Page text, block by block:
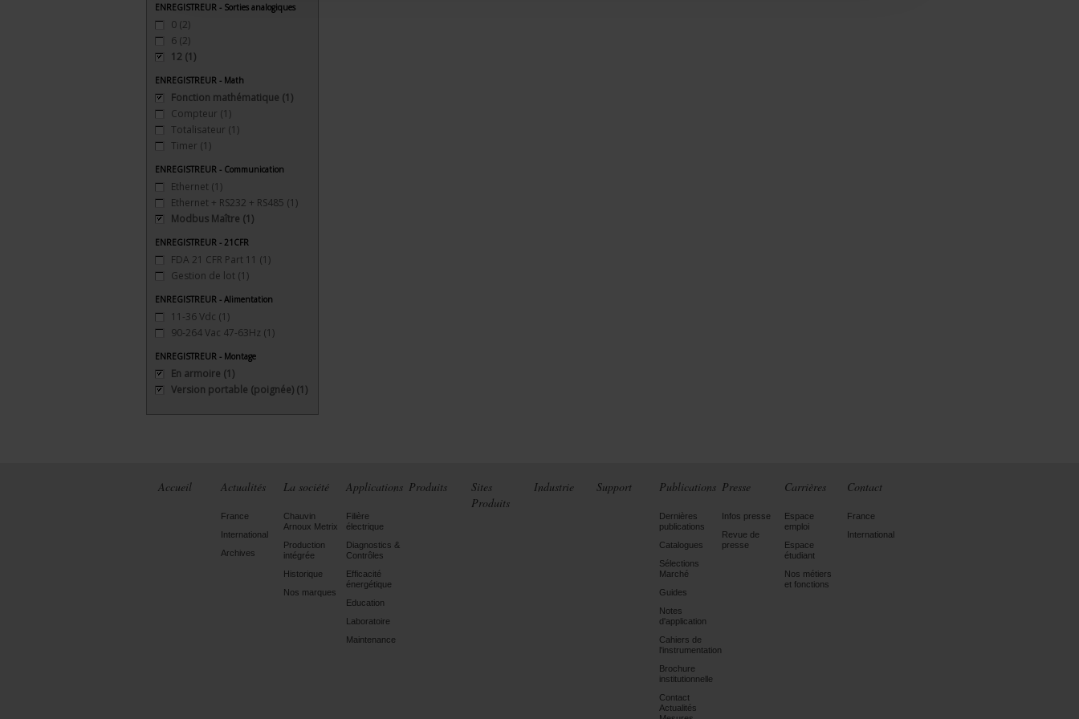
ENREGISTREUR - Sorties analogiques
0 (2)
6 (2)
12 (1)
ENREGISTREUR - Math
Fonction mathématique (1)
Compteur (1)
Totalisateur (1)
Timer (1)
ENREGISTREUR - Communication
Ethernet (1)
Ethernet + RS232 + RS485 (1)
Modbus Maître (1)
ENREGISTREUR - 21CFR
FDA 21 CFR Part 11 (1)
Gestion de lot (1)
ENREGISTREUR - Alimentation
11-36 Vdc (1)
90-264 Vac 47-63Hz (1)
ENREGISTREUR - Montage
En armoire (1)
Version portable (poignée) (1)
Accueil Actualités
France
International
Archives
La société
Chauvin
Arnoux Metrix
Production
intégrée
Historique
Nos marques
Applications
Filière
électrique
Diagnostics &
Contrôles
Efficacité
énergétique
Education
Laboratoire
Maintenance
Produits
Sites
Produits
Industrie Support Publications
Dernières
publications
Catalogues
Sélections
Marché
Guides
Notes
d'application
Cahiers de
l'instrumentation
Brochure
institutionnelle
Contact
Actualités
Presse
Infos presse
Revue de
presse
Carrières
Espace
emploi
Espace
étudiant
Nos métiers
et fonctions
Contact
France
International